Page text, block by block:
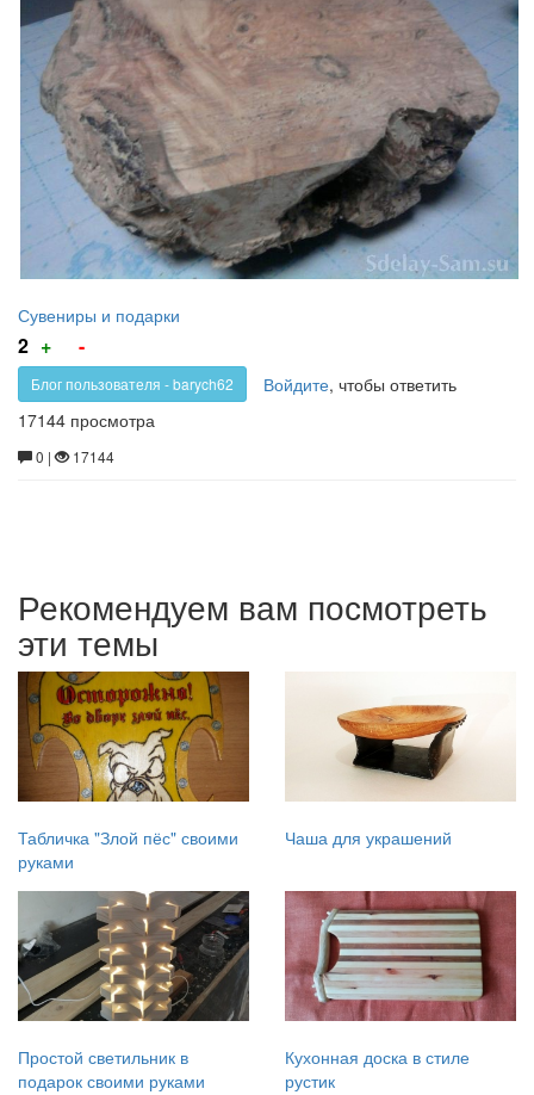
Сувениры и подарки
2 +
за!
-
против!
Блог пользователя - barych62 Войдите, чтобы ответить
17144 просмотра
0 | 17144
Рекомендуем вам посмотреть
эти темы
Табличка "Злой пёс" своими
руками
Чаша для украшений
Простой светильник в
подарок своими руками
Кухонная доска в стиле
рустик